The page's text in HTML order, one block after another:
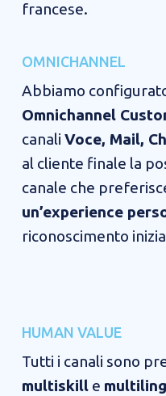
francese.
OMNICHANNEL​​
Abbiamo
Omnichannel
canaliVoce, Mail,
al cliente finale la
canale che
un’experience
riconoscimento
HUMAN VALUE​​​
​Tutti i canali sono
multiskill e